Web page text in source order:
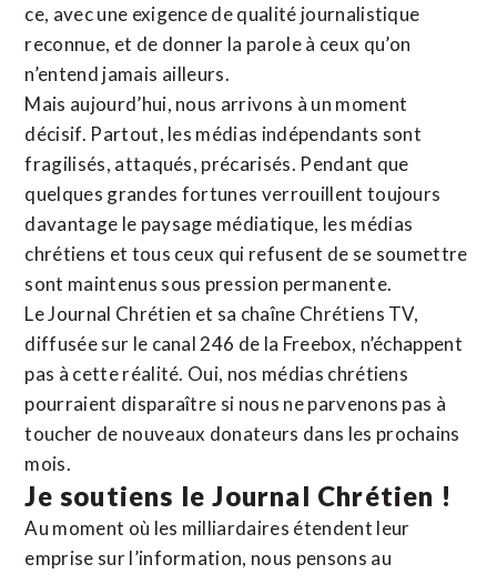
ce, avec une exigence de qualité journalistique
reconnue, et de donner la parole à ceux qu’on
n’entend jamais ailleurs.
Mais aujourd’hui, nous arrivons à un moment
décisif. Partout, les médias indépendants sont
fragilisés, attaqués, précarisés. Pendant que
quelques grandes fortunes verrouillent toujours
davantage le paysage médiatique, les médias
chrétiens et tous ceux qui refusent de se soumettre
sont maintenus sous pression permanente.
Le Journal Chrétien et sa chaîne Chrétiens TV,
diffusée sur le canal 246 de la Freebox, n’échappent
pas à cette réalité. Oui, nos médias chrétiens
pourraient disparaître si nous ne parvenons pas à
toucher de nouveaux donateurs dans les prochains
mois.
Je soutiens le Journal Chrétien !
Au moment où les milliardaires étendent leur
emprise sur l’information, nous pensons au